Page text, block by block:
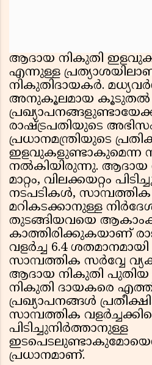
ആദായ നികുതി
എന്നുള്ള
നികുതിദായകര്‍.
അനുകൂലമായ കൂടുതല്‍
രാഷ്ട്രപതിയുടെ
പ്രധാനമന്ത്രിയുടെ
ഇളവുകളുണ്ടാകുമെന്ന
നല്‍കിയിരുന്നു. ആദായ
മാറ്റം, വിലക്കയറ്റം
നടപടികള്‍, സാമ്പത്തിക
മറികടക്കാനുള്ള
തുടങ്ങിയവയെ
കാത്തിരിക്കുകയാണ്
വളര്‍ച്ച 6.4
സാമ്പത്തിക സര്‍വ്വേ
ആദായ നികുതി പുതിയ
നികുതി ദായകരെ
പ്രഖ്യാപനങ്ങള്‍
സാമ്പത്തിക
പിടിച്ചുനിര്‍ത്താനുള്ള
പ്രധാനമാണ്.